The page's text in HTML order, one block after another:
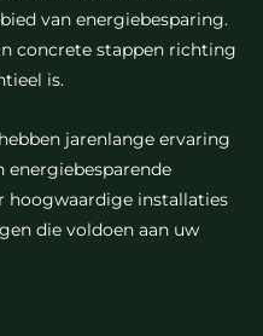
van energiebesparing.
concrete stappen richting
is.
jarenlange ervaring
energiebesparende
hoogwaardige installaties
die voldoen aan uw